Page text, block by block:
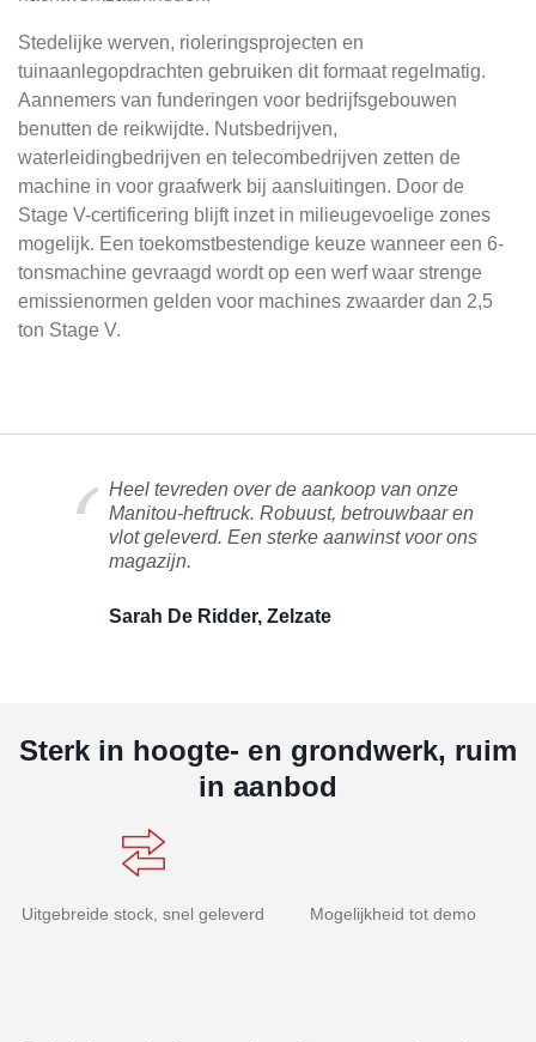
Stedelijke werven, rioleringsprojecten en
tuinaanlegopdrachten gebruiken dit formaat regelmatig.
Aannemers van funderingen voor bedrijfsgebouwen
benutten de reikwijdte. Nutsbedrijven,
waterleidingbedrijven en telecombedrijven zetten de
machine in voor graafwerk bij aansluitingen. Door de
Stage V-certificering blijft inzet in milieugevoelige zones
mogelijk. Een toekomstbestendige keuze wanneer een 6-
tonsmachine gevraagd wordt op een werf waar strenge
emissienormen gelden voor machines zwaarder dan 2,5
ton Stage V.
Heel tevreden over de aankoop van onze
Manitou-heftruck. Robuust, betrouwbaar en
vlot geleverd. Een sterke aanwinst voor ons
magazijn.
Sarah De Ridder, Zelzate
Sterk in hoogte- en grondwerk, ruim
in aanbod
Uitgebreide stock, snel geleverd Mogelijkheid tot demo